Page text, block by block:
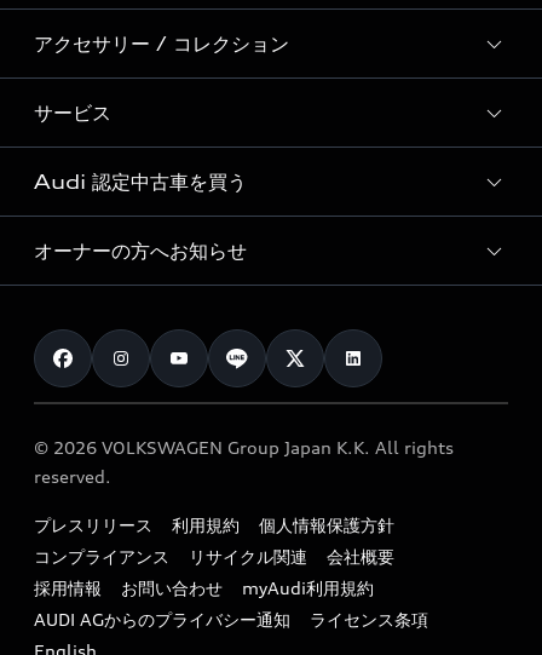
Audi Sport
Formula 1®
デジタルサービス
新車在庫検索
試乗車・展示車検索
見積り依頼
試乗予約
モデル一覧
特別仕様モデル / 限定モデル
e-tronラインアップ
価格シミュレーション
車両比較
カタログ一覧
アクセサリー / コレクション
純正アクセサリー
オンラインショップ
Audi collection
アウディナビアプリ
サービス
サービス入庫予約
サービスプログラム
メンテナンス
車検 / 定期点検
e-tronアフターサポート
myAudi
Audi 認定中古車を買う
Audi認定中古車
クオリティ
保証
メンテナンス
ファイナンス
キャンペーン / イベント
買取査定
オーナーの方へお知らせ
お知らせ
オーナー様向けキャンペーン
特定整備適用車一覧
リサイクル法
よくある質問（FAQ）
© 2026 VOLKSWAGEN Group Japan K.K. All rights
reserved.
プレスリリース 利用規約
個人情報保護方針
コンプライアンス
リサイクル関連
会社概要
採用情報
お問い合わせ
myAudi利用規約
AUDI AGからのプライバシー通知
ライセンス条項
English